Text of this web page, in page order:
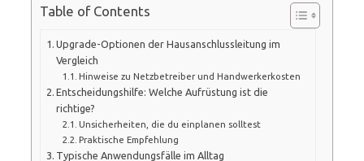
Table of Contents
Upgrade-Optionen der Hausanschlussleitung im
Vergleich
Hinweise zu Netzbetreiber und Handwerkerkosten
Entscheidungshilfe: Welche Aufrüstung ist die
richtige?
Unsicherheiten, die du einplanen solltest
Praktische Empfehlung
Typische Anwendungsfälle im Alltag